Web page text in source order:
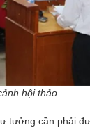
hội thảo
tưởng cần phải